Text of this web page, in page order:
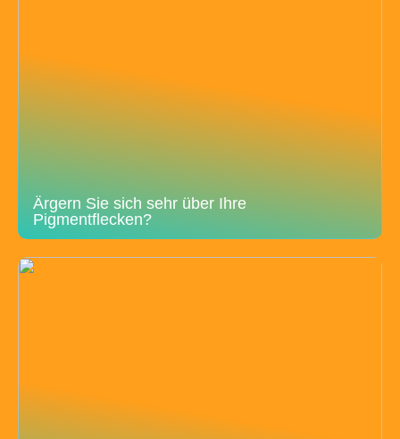
Ärgern Sie sich sehr über Ihre
Pigmentflecken?